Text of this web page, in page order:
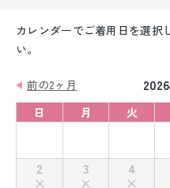
カレンダーでご着用日を選択
い。
前の2ヶ月
日
月 火
2
3 4